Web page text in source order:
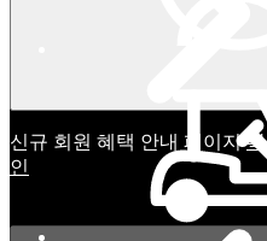
신규 회원 혜택 안내 페이지확
인